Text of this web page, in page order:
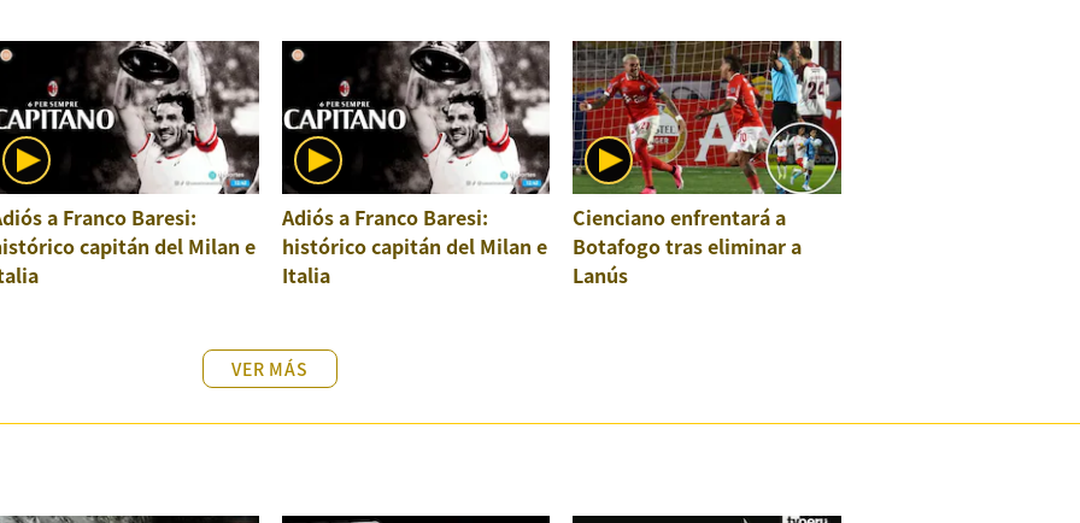
a Franco Baresi:
capitán del Milan e
Adiós a Franco Baresi:
histórico capitán del Milan e
Italia
Cienciano enfrentará a
Botafogo tras eliminar a
Lanús
VER MÁS